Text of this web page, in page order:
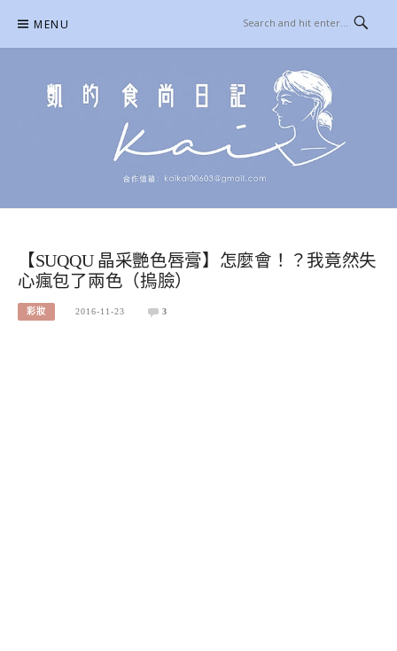
content
MENU
【SUQQU 晶采艷色唇膏】怎麼會！？我竟然失
心瘋包了兩色（摀臉）
彩妝 2016-11-23 3